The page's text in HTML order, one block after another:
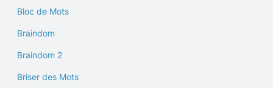
Bloc de Mots
Braindom
Braindom 2
Briser des Mots